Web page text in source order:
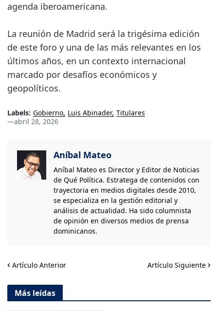
agenda iberoamericana.
La reunión de Madrid será la trigésima edición
de este foro y una de las más relevantes en los
últimos años, en un contexto internacional
marcado por desafíos económicos y
geopolíticos.
Labels: Gobierno Luis Abinader Titulares
—abril 28, 2026
Aníbal Mateo
Aníbal Mateo es Director y Editor de Noticias
de Qué Política. Estratega de contenidos con
trayectoria en medios digitales desde 2010,
se especializa en la gestión editorial y
análisis de actualidad. Ha sido columnista
de opinión en diversos medios de prensa
dominicanos.
Artículo Anterior Artículo Siguiente
Más leídas